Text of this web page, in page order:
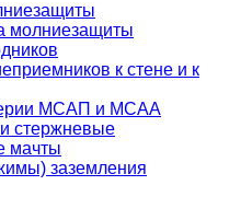
молниезащиты
к стене и к
МСАП и МСАА
стержневые
мачты
заземления